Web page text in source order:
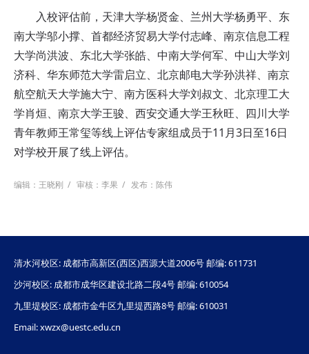
入校评估前，天津大学杨贤金、兰州大学杨勇平、东
南大学邬小撑、首都经济贸易大学付志峰、南京信息工程
大学尚洪波、东北大学张皓、中南大学何军、中山大学刘
济科、华东师范大学雷启立、北京邮电大学孙洪祥、南京
航空航天大学施大宁、南方医科大学刘叔文、北京理工大
学肖烜、南京大学王骏、西安交通大学王秋旺、四川大学
青年教师王常玺等线上评估专家组成员于11月3日至16日
对学校开展了线上评估。
编辑：王晓刚 / 审核：李果 / 发布：陈伟
清水河校区: 成都市高新区(西区)西源大道2006号 邮编: 611731
沙河校区: 成都市成华区建设北路二段4号 邮编: 610054
九里堤校区: 成都市金牛区九里堤西路8号 邮编: 610031
Email: xwzx@uestc.edu.cn